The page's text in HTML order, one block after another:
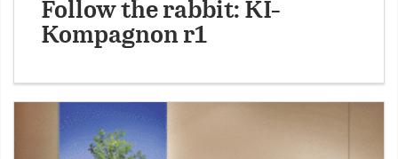
Follow the rabbit: KI-
Kompagnon r1